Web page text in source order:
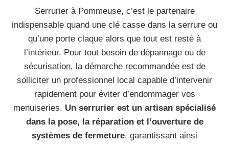
Serrurier à Pommeuse, c’est le partenaire
indispensable quand une clé casse dans la serrure ou
qu’une porte claque alors que tout est resté à
l’intérieur. Pour tout besoin de dépannage ou de
sécurisation, la démarche recommandée est de
solliciter un professionnel local capable d’intervenir
rapidement pour éviter d’endommager vos
menuiseries. Un serrurier est un artisan spécialisé
dans la pose, la réparation et l’ouverture de
systèmes de fermeture, garantissant ainsi